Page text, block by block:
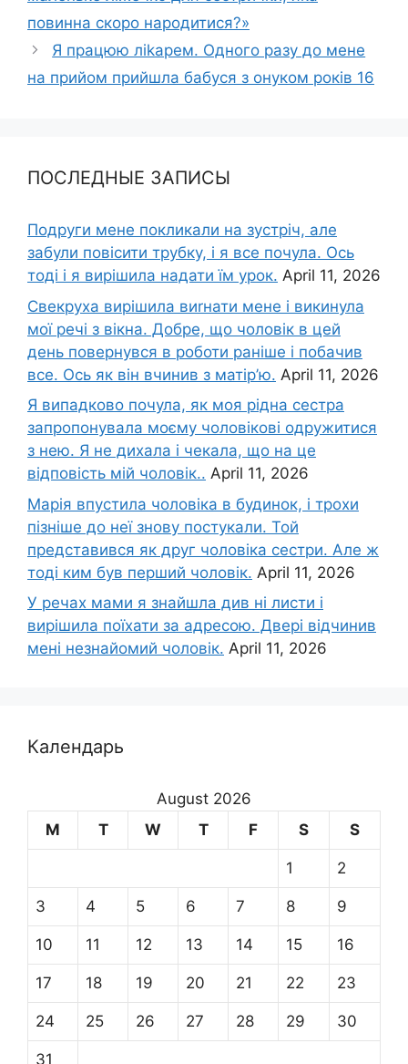
повинна скоро народитися?»
Я працюю ліkарем. Одного разу до мене
на прийом прийшла бабуся з онуком років 16
ПОСЛЕДНЫЕ ЗАПИСЫ
Подруги мене покликали на зустріч, але
забули повісити трубку, і я все почула. Ось
тоді і я вирішила надати їм урок. April 11, 2026
Свекруха вирішила виrнати мене і викинула
мої речі з вікна. Добре, що чоловік в цей
день повернувся в роботи раніше і побачив
все. Ось як він вчинив з матір’ю. April 11, 2026
Я випадково почула, як моя рідна сестра
запропонувала моєму чоловікові одружитися
з нею. Я не дихала і чекала, що на це
відповість мій чоловік.. April 11, 2026
Марія впустила чоловіка в будинок, і трохи
пізніше до неї знову постукали. Той
представився як друг чоловіка сестри. Але ж
тоді ким був перший чоловік. April 11, 2026
У речах мами я знайшла див ні листи і
вирішила поїхати за адресою. Двері відчинив
мені незнайомий чоловік. April 11, 2026
Календарь
August 2026
M
T W T F S S
1 2
3 4 5 6 7 8 9
10 11 12 13 14 15 16
17 18 19 20 21 22 23
24 25 26 27 28 29 30
31